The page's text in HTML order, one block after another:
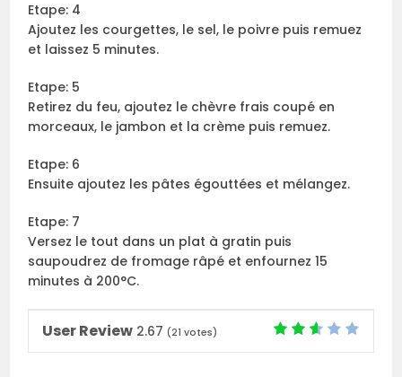
Etape: 4
Ajoutez les courgettes, le sel, le poivre puis remuez
et laissez 5 minutes.
Etape: 5
Retirez du feu, ajoutez le chèvre frais coupé en
morceaux, le jambon et la crème puis remuez.
Etape: 6
Ensuite ajoutez les pâtes égouttées et mélangez.
Etape: 7
Versez le tout dans un plat à gratin puis
saupoudrez de fromage râpé et enfournez 15
minutes à 200°C.
User Review 2.67 (21 votes)